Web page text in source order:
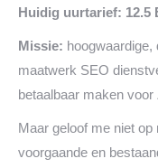
Huidig uurtarief: 12.5
Missie:
maatwerk SEO
betaalbaar maken
Maar geloof me niet
voorgaande en